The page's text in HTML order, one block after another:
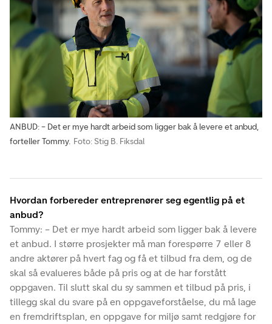
ANBUD: – Det er mye hardt arbeid som ligger bak å levere et anbud,
forteller Tommy. Foto: Stig B. Fiksdal
Hvordan forbereder entreprenører seg egentlig på et
anbud?
Tommy: – Det er mye hardt arbeid som ligger bak å levere
et anbud. I større prosjekter må man forespørre 7 eller 8
andre aktører på hvert fag og få et tilbud fra dem, og de
skal så evalueres både på pris og at de har forstått
oppgaven. Til slutt skal du sy sammen et tilbud på pris, i
tillegg skal du svare på en oppgaveforståelse, du må lage
en fremdriftsplan, en oppgave for miljø samt redgjøre for